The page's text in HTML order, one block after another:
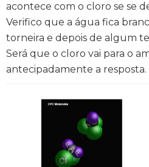
acontece com o cloro se se
Verifico que a água fica
torneira e depois de algum
Será que o cloro vai para o
antecipadamente a resposta.